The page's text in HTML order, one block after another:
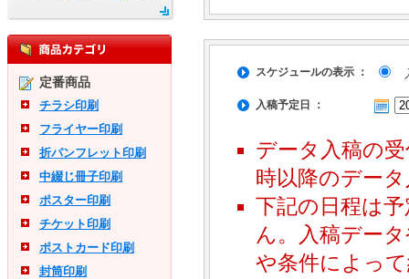
定番商品
チラシ印刷
フライヤー印刷
折パンフレット印刷
中綴じ冊子印刷
ポスター印刷
チケット印刷
ポストカード印刷
封筒印刷
スケジュールの表示 ：
入稿予定日 ：
データ入稿の
時以降のデー
下記の日程は
ん。入稿デー
や条件によっ